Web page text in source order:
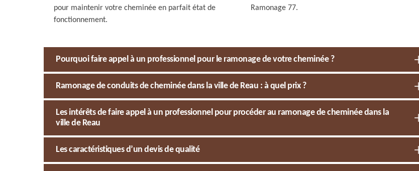
pour maintenir votre cheminée en parfait état de
fonctionnement.
Ramonage 77.
Pourquoi faire appel à un professionnel pour le ramonage de votre cheminée ?
Ramonage de conduits de cheminée dans la ville de Reau : à quel prix ?
Les intérêts de faire appel à un professionnel pour procéder au ramonage de cheminée dans la
ville de Reau
Les caractéristiques d’un devis de qualité